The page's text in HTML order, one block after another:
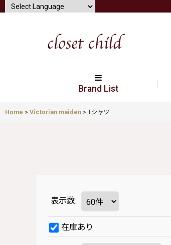
Brand List
Home > Victorian maiden > Tシャツ
表示数:
在庫あり